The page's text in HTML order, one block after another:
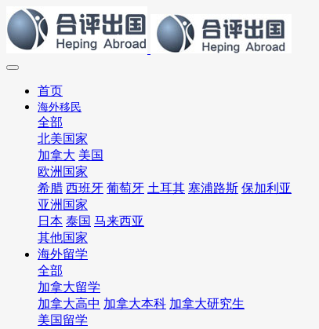
首页
海外移民
全部
北美国家
加拿大 美国
欧洲国家
希腊 西班牙 葡萄牙 土耳其 塞浦路斯 保加利亚
亚洲国家
日本 泰国 马来西亚
其他国家
海外留学
全部
加拿大留学
加拿大高中 加拿大本科 加拿大研究生
美国留学